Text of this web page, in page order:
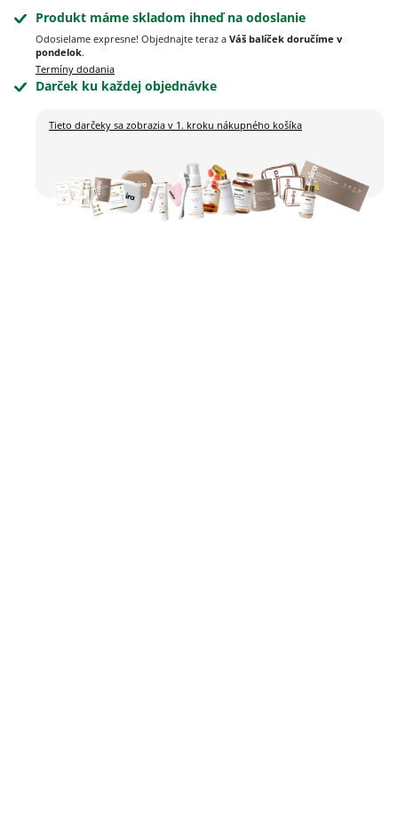
Produkt máme skladom ihneď na odoslanie
Odosielame expresne! Objednajte teraz a Váš balíček doručíme v
pondelok.
Termíny dodania
Darček ku každej objednávke
Tieto darčeky sa zobrazia v 1. kroku nákupného košíka